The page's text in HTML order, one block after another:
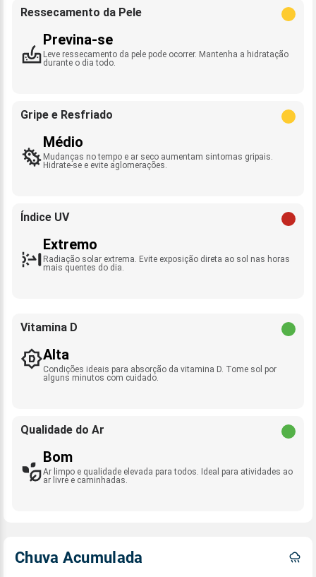
Ressecamento da Pele
Previna-se
Leve ressecamento da pele pode ocorrer. Mantenha a hidratação
durante o dia todo.
Gripe e Resfriado
Médio
Mudanças no tempo e ar seco aumentam sintomas gripais.
Hidrate-se e evite aglomerações.
Índice UV
Extremo
Radiação solar extrema. Evite exposição direta ao sol nas horas
mais quentes do dia.
Vitamina D
Alta
Condições ideais para absorção da vitamina D. Tome sol por
alguns minutos com cuidado.
Qualidade do Ar
Bom
Ar limpo e qualidade elevada para todos. Ideal para atividades ao
ar livre e caminhadas.
Chuva Acumulada